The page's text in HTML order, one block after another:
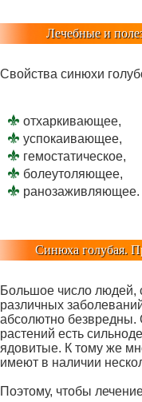
Лечебные и
Свойства синюхи
отхаркивающее,
успокаивающее,
гемостатическое,
болеутоляющее,
ранозаживляющее.
Синюха голубая.
Большое число людей,
различных
абсолютно безвредны.
растений есть
ядовитые. К тому же
имеют в наличии
Поэтому, чтобы